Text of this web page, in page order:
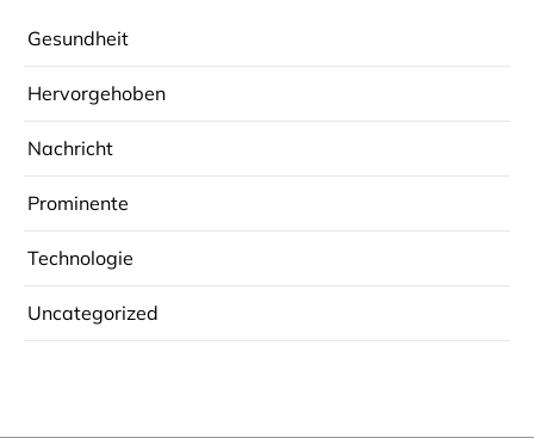
Gesundheit
Hervorgehoben
Nachricht
Prominente
Technologie
Uncategorized